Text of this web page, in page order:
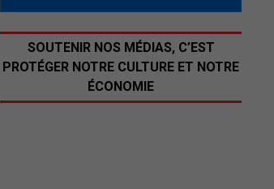
SOUTENIR NOS MÉDIAS, C’EST
PROTÉGER NOTRE CULTURE ET NOTRE
ÉCONOMIE